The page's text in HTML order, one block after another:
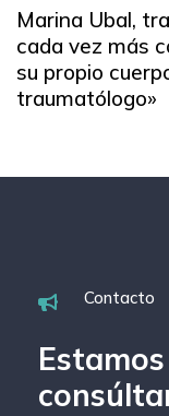
Marina Ubal,
cada vez más
su propio
traumatólogo»
Contacto